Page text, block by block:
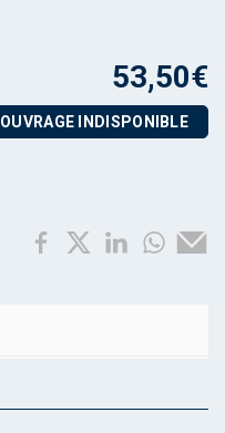
53,50€
OUVRAGE INDISPONIBLE